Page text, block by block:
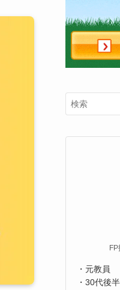
・元教員
・30代後半